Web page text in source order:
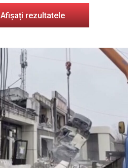
Afișați rezultatele